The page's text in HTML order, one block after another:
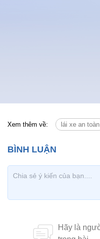
Xem thêm về: lái xe an toàn